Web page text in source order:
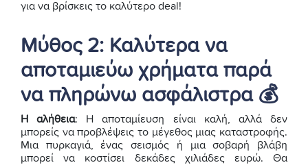
για να βρίσκεις το καλύτερο deal!
Μύθος 2: Καλύτερα να
αποταμιεύω χρήματα παρά
να πληρώνω ασφάλιστρα 💰
Η αλήθεια: Η αποταμίευση είναι καλή, αλλά δεν
μπορείς να προβλέψεις το μέγεθος μιας καταστροφής.
Μια πυρκαγιά, ένας σεισμός ή μια σοβαρή βλάβη
μπορεί να κοστίσει δεκάδες χιλιάδες ευρώ. Θα